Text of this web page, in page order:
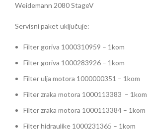
Weidemann 2080 StageV
Servisni paket uključuje:
Filter goriva 1000310959 – 1kom
Filter goriva 1000283926 – 1kom
Filter ulja motora 1000000351 – 1kom
Filter zraka motora 1000113383 – 1kom
Filter zraka motora 1000113384 – 1kom
Filter hidraulike 1000231365 – 1kom